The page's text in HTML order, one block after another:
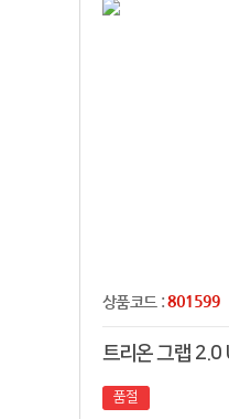
상품코드 :801599
품절